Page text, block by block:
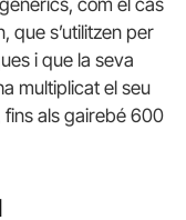
que s’utilitzen per
i que la seva
multiplicat el seu
als gairebé 600